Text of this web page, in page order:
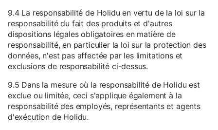
9.4 La responsabilité de Holidu en vertu de la loi sur la
responsabilité du fait des produits et d'autres
dispositions légales obligatoires en matière de
responsabilité, en particulier la loi sur la protection des
données, n'est pas affectée par les limitations et
exclusions de responsabilité ci-dessus.
9.5 Dans la mesure où la responsabilité de Holidu est
exclue ou limitée, ceci s'applique également à la
responsabilité des employés, représentants et agents
d'exécution de Holidu.